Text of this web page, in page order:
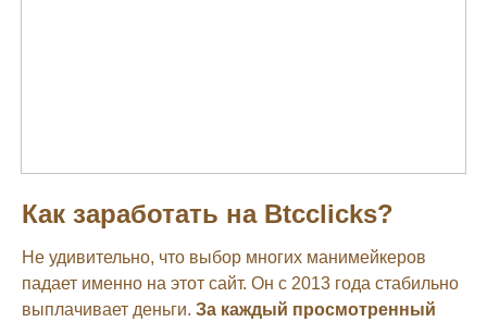
Как заработать на Btcclicks?
Не удивительно, что выбор многих манимейкеров
падает именно на этот сайт. Он с 2013 года стабильно
выплачивает деньги. За каждый просмотренный